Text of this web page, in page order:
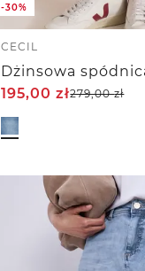
-30%
CECIL
195,00zł279,00zł